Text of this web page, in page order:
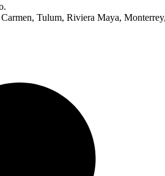
Tulum, Riviera Maya,